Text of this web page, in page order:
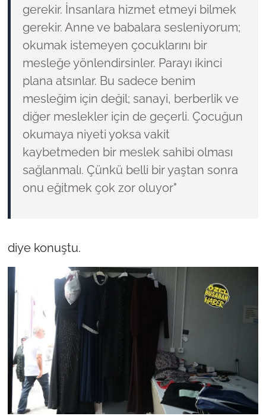
gerekir. İnsanlara hizmet etmeyi bilmek
gerekir. Anne ve babalara sesleniyorum;
okumak istemeyen çocuklarını bir
mesleğe yönlendirsinler. Parayı ikinci
plana atsınlar. Bu sadece benim
mesleğim için değil; sanayi, berberlik ve
diğer meslekler için de geçerli. Çocuğun
okumaya niyeti yoksa vakit
kaybetmeden bir meslek sahibi olması
sağlanmalı. Çünkü belli bir yaştan sonra
onu eğitmek çok zor oluyor"
diye konuştu.